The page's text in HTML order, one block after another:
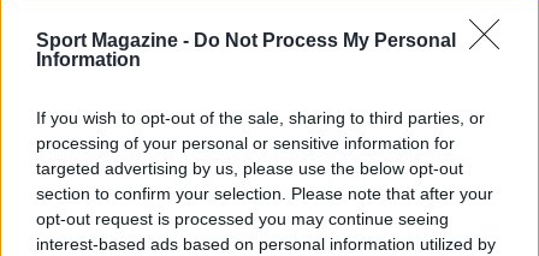
Sport Magazine - Do Not Process My Personal
Information
If you wish to opt-out of the sale, sharing to third parties, or
processing of your personal or sensitive information for
targeted advertising by us, please use the below opt-out
section to confirm your selection. Please note that after your
opt-out request is processed you may continue seeing
interest-based ads based on personal information utilized by
Annalea Vallesi